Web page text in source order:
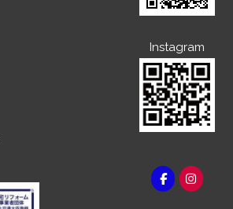
Instagram